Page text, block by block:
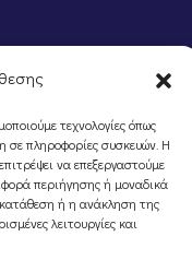
τεχνολογίες όπως
πληροφορίες συσκευών. Η
να επεξεργαστούμε
περιήγησης ή μοναδικά
ή η ανάκληση της
λειτουργίες και
byKnowledge A.E.